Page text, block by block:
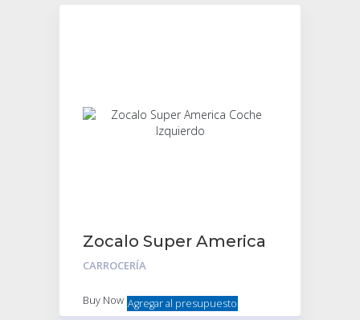
Zocalo Super America
Coche Izquierdo
CARROCERÍA
Buy Now Agregar al presupuesto